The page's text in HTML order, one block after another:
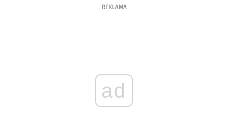
REKLAMA
ad